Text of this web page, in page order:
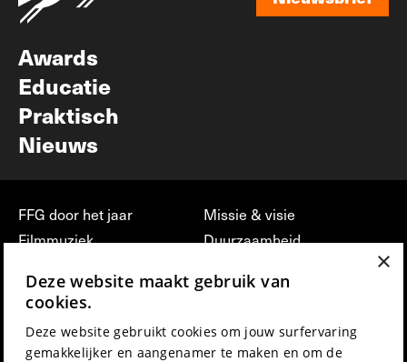
Awards
Educatie
Praktisch
Nieuws
FFG door het jaar
Filmmuziek
Press & Industry
Film Fest Friends
Missie & visie
Duurzaamheid
vrijwilligerswerk bij FFG
Privacy & Disclaimer
×
Deze website maakt gebruik van
cookies.
Deze website gebruikt cookies om jouw surfervaring
gemakkelijker en aangenamer te maken en om de